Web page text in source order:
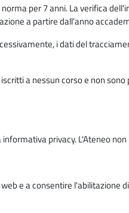
per 7 anni. La verifica
a partire dall'anno
i dati del
a nessun corso e non
privacy. L'Ateneo
e a consentire l'abilitazione